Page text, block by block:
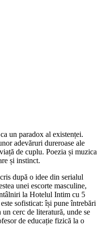
un paradox al existenței.
adevăruri dureroase ale
de cuplu. Poezia și muzica
și instinct.
după o idee din serialul
unei escorte masculine,
la Hotelul Intim cu 5
sofisticat: își pune întrebări
cerc de literatură, unde se
de educație fizică la o